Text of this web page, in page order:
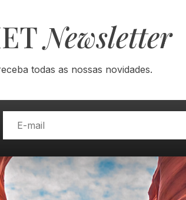
Newsletter
todas as nossas novidades.